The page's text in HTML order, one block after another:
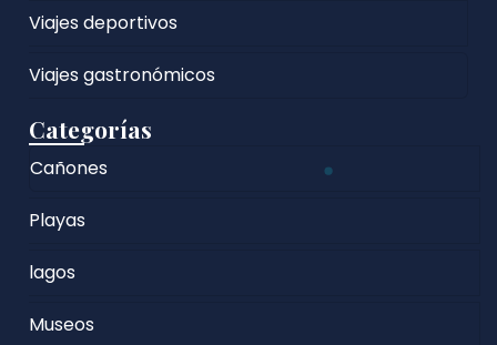
Viajes deportivos
Viajes gastronómicos
Categorías
Cañones
Playas
lagos
Museos